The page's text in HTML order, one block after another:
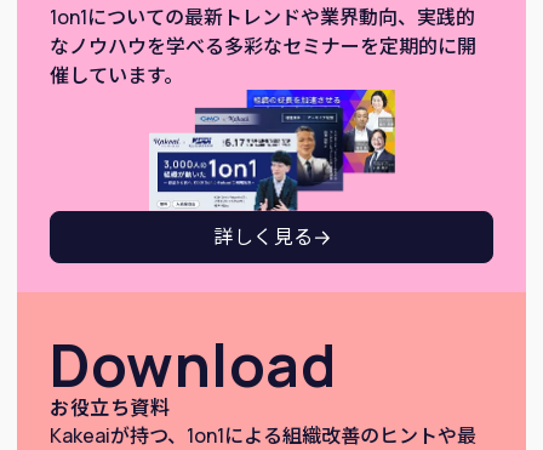
1on1についての最新トレンドや業界動向、実践的
なノウハウを学べる多彩なセミナーを定期的に開
催しています。
詳しく見る
Download
お役立ち資料
Kakeaiが持つ、1on1による組織改善のヒントや最